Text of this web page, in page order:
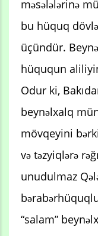
məsələlərinə
bu hüquq
üçündür.
hüququn
Odur ki,
beynəlxalq
mövqeyini
və təzyiqlərə
unudulmaz
“salam”